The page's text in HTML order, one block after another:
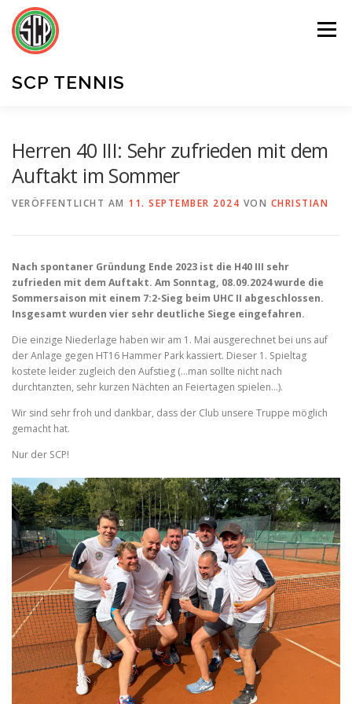
Inhalt
springen
SCP TENNIS
Menü
Herren 40 III: Sehr zufrieden mit dem
Auftakt im Sommer
VERÖFFENTLICHT AM 11. SEPTEMBER 2024 VON CHRISTIAN
Nach spontaner Gründung Ende 2023 ist die H40 III sehr
zufrieden mit dem Auftakt. Am Sonntag, 08.09.2024 wurde die
Sommersaison mit einem 7:2-Sieg beim UHC II abgeschlossen.
Insgesamt wurden vier sehr deutliche Siege eingefahren.
Die einzige Niederlage haben wir am 1. Mai ausgerechnet bei uns auf
der Anlage gegen HT16 Hammer Park kassiert. Dieser 1. Spieltag
kostete leider zugleich den Aufstieg (…man sollte nicht nach
durchtanzten, sehr kurzen Nächten an Feiertagen spielen…).
Wir sind sehr froh und dankbar, dass der Club unsere Truppe möglich
gemacht hat.
Nur der SCP!